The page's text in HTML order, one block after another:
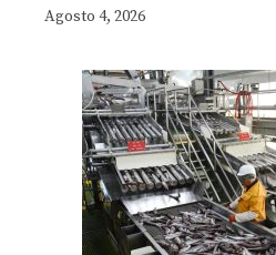
Agosto 4, 2026